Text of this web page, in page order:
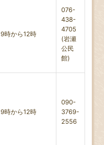
9時から12時
076-
438-
4705
(岩瀬
公民
館)
9時から12時
090-
3769-
2556